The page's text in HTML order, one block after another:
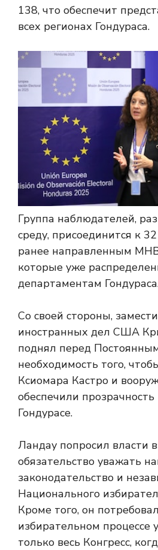
138, что обеспечит
всех регионах Гондураса.
Группа наблюдателей,
среду, присоединится к
ранее направленным
которые уже
департаментам
Со своей стороны,
иностранных дел США
поднял перед
необходимость того,
Ксиомара Кастро и
обеспечили
Гондурасе.
Ландау попросил власти
обязательство уважать
законодательство и
Национального
Кроме того, он
избирательном процессе
только весь Конгресс,